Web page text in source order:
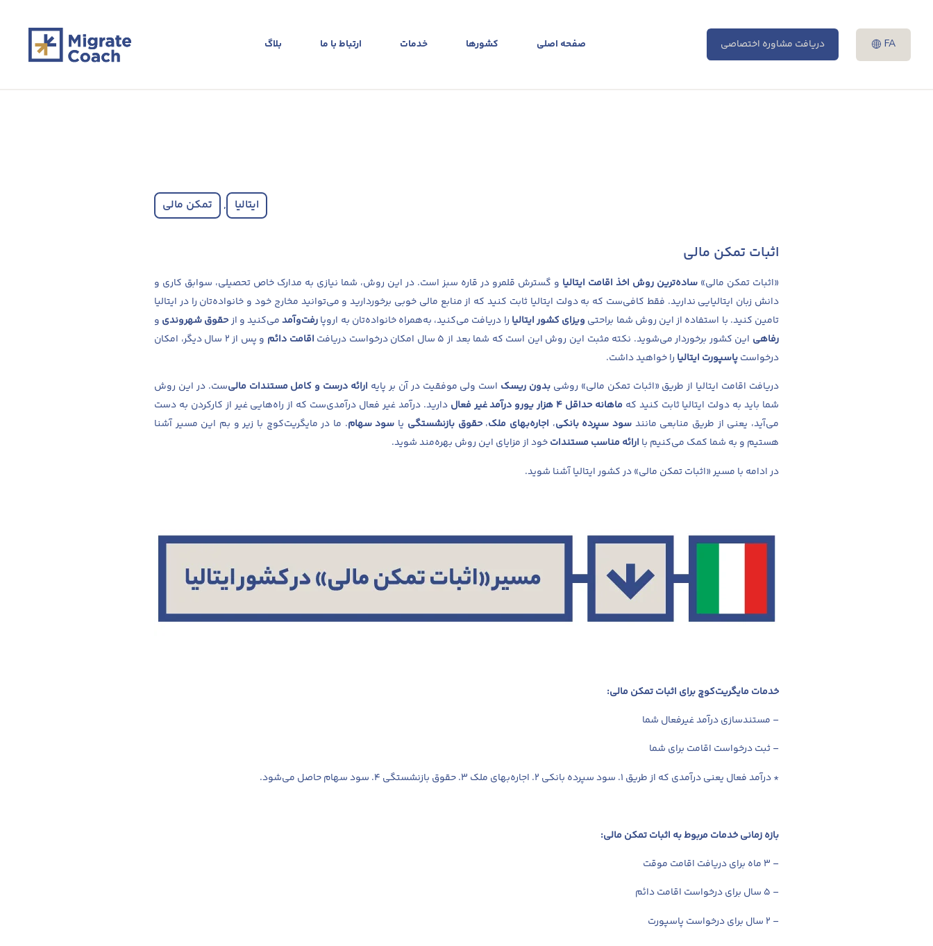
FA دریافت مشاوره اختصاصی صفحه اصلی کشورها خدمات ارتباط با ما بلاگ
ایتالیا , تمکن مالی
اثبات تمکن مالی
«اثبات تمکن مالی» ساده‌ترین روش اخذ اقامت ایتالیا و گسترش قلمرو در قاره سبز است. در این روش، شما نیازی به مدارک خاص تحصیلی، سوابق کاری و
دانش زبان ایتالیایی ندارید. فقط کافی‌ست که به دولت ایتالیا ثابت کنید که از منابع مالی خوبی برخوردارید و می‌توانید مخارج خود و خانواده‌تان را در ایتالیا
تامین کنید. با استفاده از این روش شما براحتی ویزای کشور ایتالیا را دریافت می‌کنید، به‌همراه خانواده‌تان به اروپارفت‌و‌آمدمی‌کنید و ازحقوق شهروندی و
رفاهی این کشور برخوردار می‌شوید. نکته مثبت این روش این است که شما بعد از ۵ سال امکان درخواست دریافت اقامت دائم
و پس از ۲ سال دیگر، امکان
درخواستپاسپورت ایتالیا را خواهید داشت.
دریافت اقامت ایتالیا از طریق «اثبات تمکن مالی» روشی بدون ریسک است ولی موفقیت در آن بر پایه ارائه درست و کامل مستندات مالی‌ست. در این روش
شما باید به دولت ایتالیا ثابت کنید که ماهانه حداقل ۴ هزار یورو درآمد غیر فعال
دارید. درآمد غیر فعال درآمدی‌ست که از راه‌هایی غیر از کارکردن به‌ دست
می‌آید، یعنی از طریق منابعی مانند سود سپرده بانکی، اجاره‌بهای ملک،حقوق بازنشستگی یا سود سهام. ما در مایگریت‌کوچ با زیر و بم این مسیر آشنا
هستیم و به شما کمک می‌کنیم با ارائه مناسب مستنداتخود از مزایای این روش بهره‌مند شوید.
در ادامه با مسیر «اثبات تمکن مالی» در کشور ایتالیا آشنا شوید.
خدمات مایگریت‌کوچ برای اثبات تمکن مالی:
– مستندسازی درآمد غیرفعال شما
– ثبت درخواست اقامت برای شما
* درآمد فعال یعنی درآمدی که از طریق ۱. سود سپرده بانکی ۲. اجاره‌بهای ملک ۳. حقوق بازنشستگی ۴. سود سهام حاصل می‌شود.
بازه زمانی خدمات مربوط به اثبات تمکن مالی:
– ۳ ماه برای دریافت اقامت موقت
– ۵ سال برای درخواست اقامت دائم
– ۲ سال برای درخواست پاسپورت